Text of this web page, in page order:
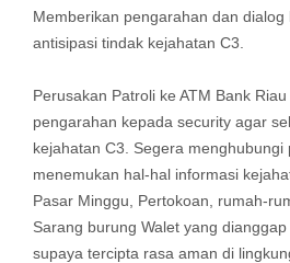
Memberikan pengarahan dan
antisipasi tindak kejahatan C3.
Perusakan Patroli ke ATM Bank
pengarahan kepada security agar
kejahatan C3. Segera menghubungi
menemukan hal-hal informasi
Pasar Minggu, Pertokoan, rumah-
Sarang burung Walet yang
supaya tercipta rasa aman di